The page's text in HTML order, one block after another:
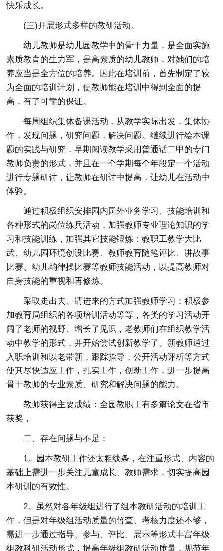
快乐成长。
(三)开展形式多样的教研活动。
幼儿教师是幼儿园教学中的骨干力量，是全面实施
素质教育的生力军，是高素质的幼儿教师，对她们的培
养应当是全方位的培养。因此在培训前，首先制定了较
为全面的培训计划，使教师能在培训中得到全面的提
高，有了可靠的保证。
每周组织集体备课活动，从教学实际出发，集体协
作，发现问题，研究问题，解决问题。继续进行绘本课
题的实践与研究，早期阅读教学采用普通话二甲的专门
教师负责的形式，并且在一个学期每个年段定一个活动
进行专题研讨，让教师在研讨中提高，让幼儿在活动中
体验。
通过积极组织安排园内园外业务学习、技能培训和
各种形式的岗位练兵活动，加强教师专业理论知识的学
习和技能训练，加强其它技能锻炼：教职工教学大比
武、幼儿园环境创设比赛、教师教育随笔评比、讲故事
比赛、幼儿韵律操比赛等教师技能活动，以提高教师对
自身技能的重视和再修炼。
采取走出去、请进来的方式加强教师学习：积极参
加教育局组织的各项培训活动等等，各类的学习活动开
阔了老师的视野、增长了见识，老教师们在组织教学活
动中教学的形式，并开始尝试创新教学了。新教师通过
入职培训和以老带新，跟踪指导，公开活动评析等方式
使其尽快适应工作，扎实工作，创新工作，进一步提高
骨干教师的专业素质、研究和解决问题的能力。
教师获得主要成绩：全园教职工有多篇论文在省市
获奖，
二、存在问题与不足：
1。园本教研工作还太粗线条，在注重形式、内容的
基础上需进一步关注儿童成长、教师需求，切实提高园
本研训的有效性。
2。虽然对各年级组进行了组本教研活动的培训工
作，但是对年级组活动质量的督查、考核力度还不够，
需进一步通过指导、参与、评比、展示等形式丰富年级
组教科研活动形式，提高年级组教研活动质量，规范年